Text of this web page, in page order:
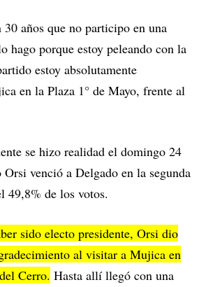
años que no participo en una
hago porque estoy peleando con la
estoy absolutamente
en la Plaza 1° de Mayo, frente al
se hizo realidad el domingo 24
venció a Delgado en la segunda
49,8% de los votos.
sido electo presidente, Orsi dio
al visitar a Mujica en
Cerro. Hasta allí llegó con una